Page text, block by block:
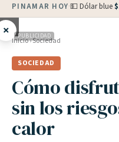
PINAMAR HOY·💵 Dólar blue $
× PUBLICIDAD
Inicio›Sociedad
SOCIEDAD
Cómo
sin los
calor